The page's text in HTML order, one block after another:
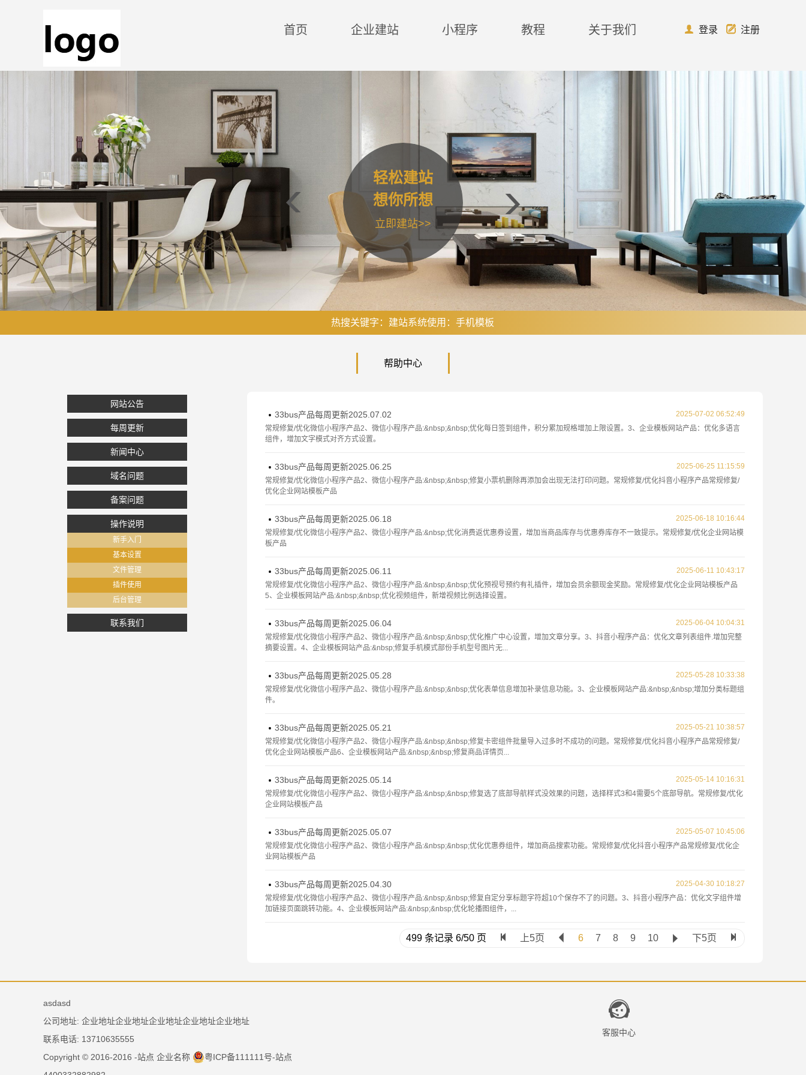
首页 企业建站 小程序 教程 关于我们  登录  注册

轻松建站
想你所想
立即建站>>

热搜关键字：建站系统使用：手机模板
帮助中心
网站公告
每周更新
新闻中心
域名问题
备案问题
操作说明
新手入门
基本设置
文件管理
插件使用
后台管理
联系我们
 33bus产品每周更新2025.07.02
2025-07-02 06:52:49
常规修复/优化微信小程序产品2、微信小程序产品:&nbsp;&nbsp;优化每日签到组件，积分累加规格增加上限设置。3、企业模板网站产品：优化多语言
组件，增加文字模式对齐方式设置。
 33bus产品每周更新2025.06.25
2025-06-25 11:15:59
常规修复/优化微信小程序产品2、微信小程序产品:&nbsp;&nbsp;修复小票机删除再添加会出现无法打印问题。常规修复/优化抖音小程序产品常规修复/
优化企业网站模板产品
 33bus产品每周更新2025.06.18
2025-06-18 10:16:44
常规修复/优化微信小程序产品2、微信小程序产品:&nbsp;优化消费返优惠券设置，增加当商品库存与优惠券库存不一致提示。常规修复/优化企业网站模
板产品
 33bus产品每周更新2025.06.11
2025-06-11 10:43:17
常规修复/优化微信小程序产品2、微信小程序产品:&nbsp;&nbsp;优化预视号预约有礼插件，增加会员余额现金奖励。常规修复/优化企业网站模板产品
5、企业模板网站产品:&nbsp;&nbsp;优化视频组件，新增视频比例选择设置。
 33bus产品每周更新2025.06.04
2025-06-04 10:04:31
常规修复/优化微信小程序产品2、微信小程序产品:&nbsp;&nbsp;优化推广中心设置，增加文章分享。3、抖音小程序产品：优化文章列表组件.增加完整
摘要设置。4、企业模板网站产品:&nbsp;修复手机模式部份手机型号图片无...
 33bus产品每周更新2025.05.28
2025-05-28 10:33:38
常规修复/优化微信小程序产品2、微信小程序产品:&nbsp;&nbsp;优化表单信息增加补录信息功能。3、企业模板网站产品:&nbsp;&nbsp;增加分类标题组
件。
 33bus产品每周更新2025.05.21
2025-05-21 10:38:57
常规修复/优化微信小程序产品2、微信小程序产品:&nbsp;&nbsp;修复卡密组件批量导入过多时不成功的问题。常规修复/优化抖音小程序产品常规修复/
优化企业网站模板产品6、企业模板网站产品:&nbsp;&nbsp;修复商品详情页...
 33bus产品每周更新2025.05.14
2025-05-14 10:16:31
常规修复/优化微信小程序产品2、微信小程序产品:&nbsp;&nbsp;修复选了底部导航样式没效果的问题，选择样式3和4需要5个底部导航。常规修复/优化
企业网站模板产品
 33bus产品每周更新2025.05.07
2025-05-07 10:45:06
常规修复/优化微信小程序产品2、微信小程序产品:&nbsp;&nbsp;优化优惠券组件，增加商品搜索功能。常规修复/优化抖音小程序产品常规修复/优化企
业网站模板产品
 33bus产品每周更新2025.04.30
2025-04-30 10:18:27
常规修复/优化微信小程序产品2、微信小程序产品:&nbsp;&nbsp;修复自定分享标题字符超10个保存不了的问题。3、抖音小程序产品：优化文字组件增
加链接页面跳转功能。4、企业模板网站产品:&nbsp;&nbsp;优化轮播图组件，...
499 条记录 6/50 页  上5页  6 7 8 9 10  下5页 
asdasd
公司地址: 企业地址企业地址企业地址企业地址企业地址
联系电话: 13710635555
Copyright © 2016-2016 -站点 企业名称
粤ICP备111111号-站点

客服中心